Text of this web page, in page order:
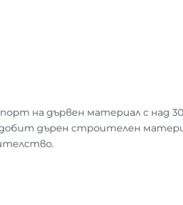
на дървен материал с над
дърен строителен